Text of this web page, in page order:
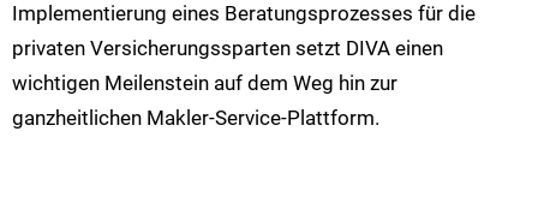
Implementierung eines Beratungsprozesses für die
privaten Versicherungssparten setzt DIVA einen
wichtigen Meilenstein auf dem Weg hin zur
ganzheitlichen Makler-Service-Plattform.